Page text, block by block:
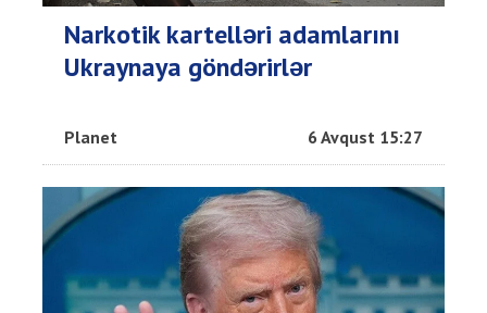
Narkotik kartelləri adamlarını
Ukraynaya göndərirlər
Planet 6 Avqust 15:27